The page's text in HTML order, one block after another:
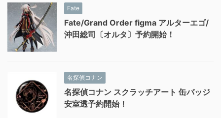
Fate
Fate/Grand Order figma アルターエゴ/
沖田総司〔オルタ〕予約開始！
名探偵コナン
名探偵コナン スクラッチアート 缶バッジ
安室透予約開始！